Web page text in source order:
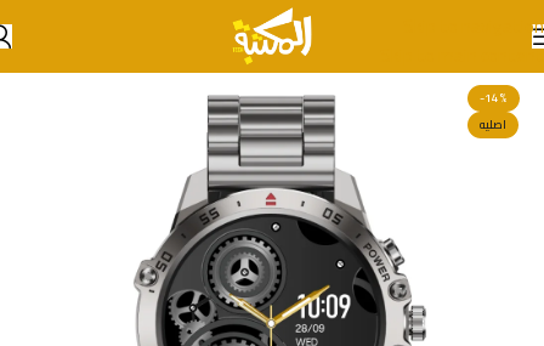
Skip to navigation
Skip to main content
-14%
اصليه